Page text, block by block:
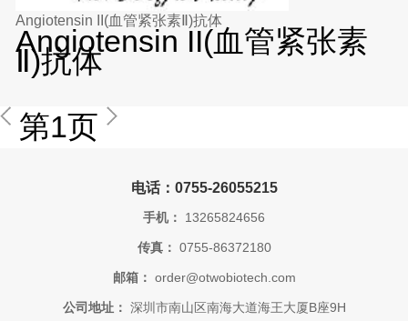
Angiotensin II(血管紧张素Ⅱ)抗体
Angiotensin II(血管紧张素
Ⅱ)抗体
第1页
电话：0755-26055215
手机： 13265824656
传真： 0755-86372180
邮箱： order@otwobiotech.com
公司地址： 深圳市南山区南海大道海王大厦B座9H